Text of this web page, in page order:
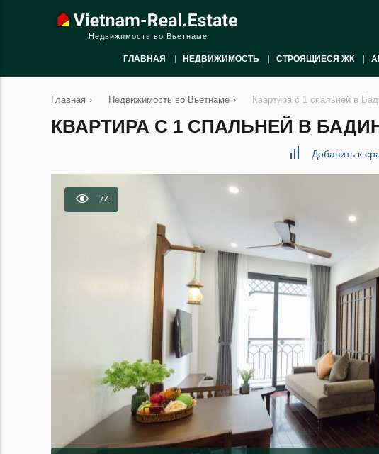
Недвижимость во Вьетнаме
ГЛАВНАЯ НЕДВИЖИМОСТЬ СТРОЯЩИЕСЯ ЖК
Главная › Недвижимость во Вьетнаме › Квартира с 1 спальней в
КВАРТИРА С 1 СПАЛЬНЕЙ В
Добавить к
74